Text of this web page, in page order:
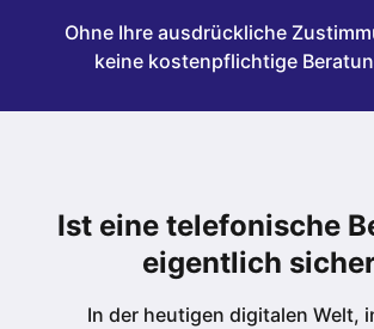
Ohne Ihre ausdrückliche
keine kostenpflichtige
Ist eine telefonische
eigentlich
In der heutigen digitalen Welt,